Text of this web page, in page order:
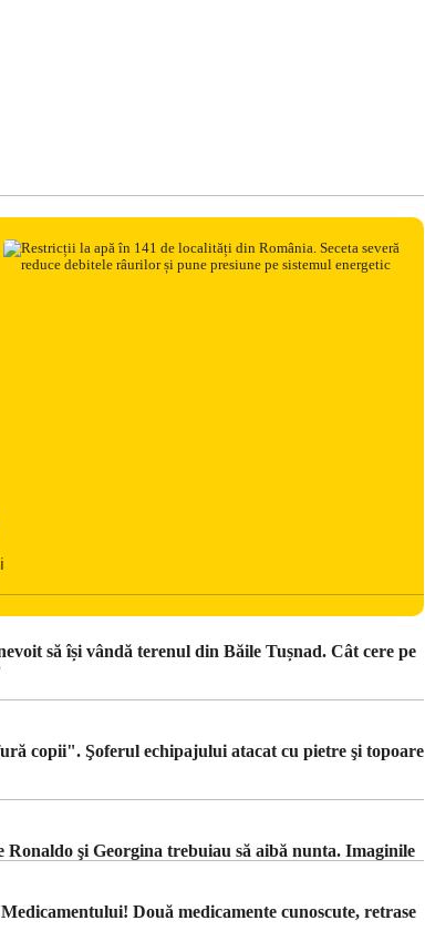
să își vândă terenul din Băile Tușnad. Cât cere pe
copii". Şoferul echipajului atacat cu pietre şi topoare
Ronaldo şi Georgina trebuiau să aibă nunta. Imaginile
Două medicamente cunoscute, retrase